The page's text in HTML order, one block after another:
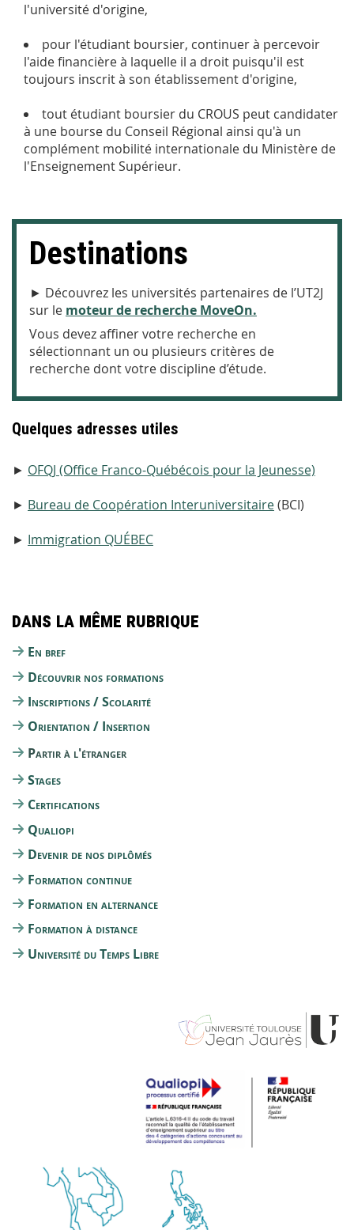
l'université d'origine,
pour l'étudiant boursier, continuer à percevoir
l'aide financière à laquelle il a droit puisqu'il est
toujours inscrit à son établissement d'origine,
tout étudiant boursier du CROUS peut candidater
à une bourse du Conseil Régional ainsi qu'à un
complément mobilité internationale du Ministère de
l'Enseignement Supérieur.
Destinations
► Découvrez les universités partenaires de l’UT2J
sur le moteur de recherche MoveOn.
Vous devez affiner votre recherche en
sélectionnant un ou plusieurs critères de
recherche dont votre discipline d’étude.
Quelques adresses utiles
► OFQJ (Office Franco-Québécois pour la Jeunesse)
► Bureau de Coopération Interuniversitaire(BCI)
► Immigration QUÉBEC
Dans la même rubrique
En bref
Découvrir nos formations
Inscriptions / Scolarité
Orientation / Insertion
Partir à l'étranger
Stages
Certifications
Qualiopi
Devenir de nos diplômés
Formation continue
Formation en alternance
Formation à distance
Université du Temps Libre